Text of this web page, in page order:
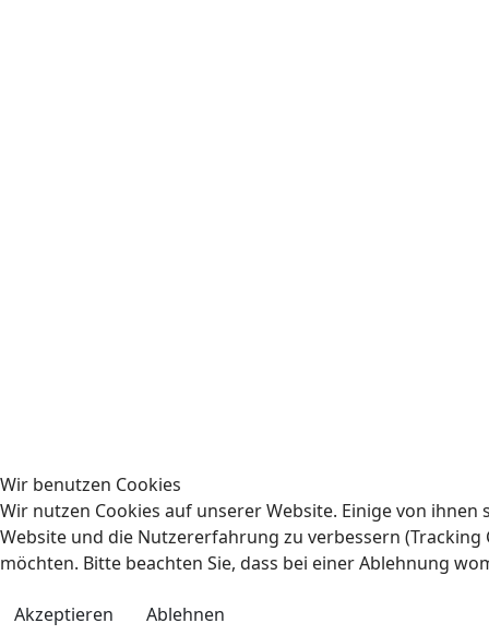
Wir benutzen Cookies
Wir nutzen Cookies auf unserer Website. Einige von
Website und die Nutzererfahrung zu verbessern (Tracking
möchten. Bitte beachten Sie, dass bei einer Ablehnung
Akzeptieren
Ablehnen